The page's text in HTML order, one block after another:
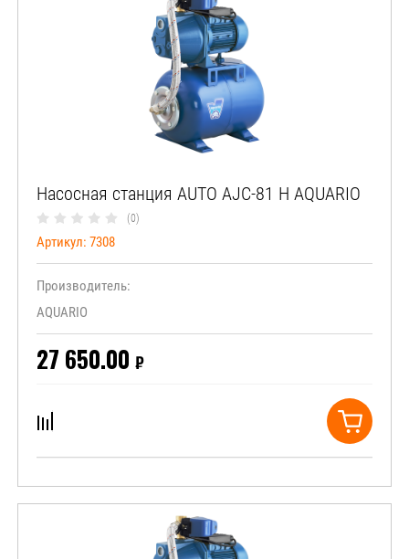
Насосная станция AUTO AJC-81 H AQUARIO
(0)
Артикул: 7308
Производитель:
AQUARIO
27 650.00 ₽